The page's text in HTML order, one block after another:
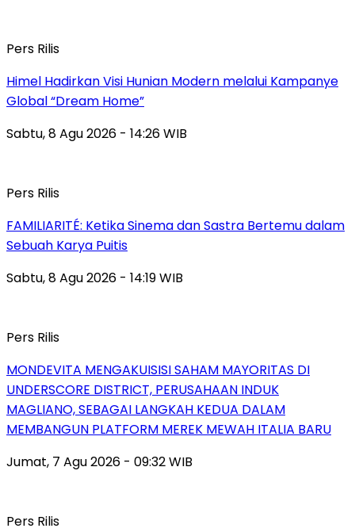
Pers Rilis
Himel Hadirkan Visi Hunian Modern melalui Kampanye
Global “Dream Home”
Sabtu, 8 Agu 2026 - 14:26 WIB
Pers Rilis
FAMILIARITÉ: Ketika Sinema dan Sastra Bertemu dalam
Sebuah Karya Puitis
Sabtu, 8 Agu 2026 - 14:19 WIB
Pers Rilis
MONDEVITA MENGAKUISISI SAHAM MAYORITAS DI
UNDERSCORE DISTRICT, PERUSAHAAN INDUK
MAGLIANO, SEBAGAI LANGKAH KEDUA DALAM
MEMBANGUN PLATFORM MEREK MEWAH ITALIA BARU
Jumat, 7 Agu 2026 - 09:32 WIB
Pers Rilis